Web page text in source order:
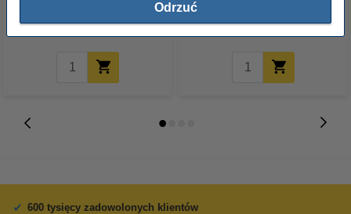
Odrzuć
189,00 zł z VAT 229,00 zł z VAT
600 tysięcy zadowolonych klientów